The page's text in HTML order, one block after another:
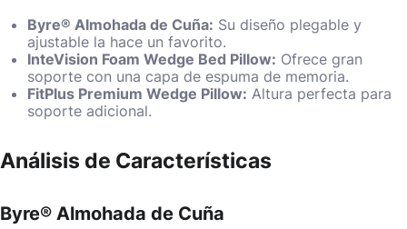
Byre® Almohada de Cuña: Su diseño plegable y
ajustable la hace un favorito.
InteVision Foam Wedge Bed Pillow: Ofrece gran
soporte con una capa de espuma de memoria.
FitPlus Premium Wedge Pillow: Altura perfecta para
soporte adicional.
Análisis de Características
Byre® Almohada de Cuña